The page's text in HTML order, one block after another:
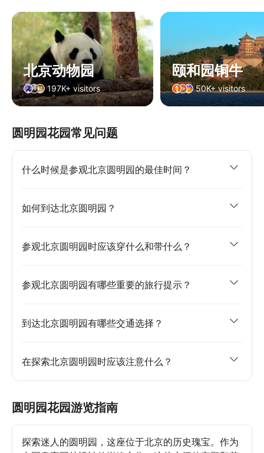
北京动物园
197K+ visitors
颐和园铜牛
50K+ visitors
圆明园花园常见问题
什么时候是参观北京圆明园的最佳时间？
如何到达北京圆明园？
参观北京圆明园时应该穿什么和带什么？
参观北京圆明园有哪些重要的旅行提示？
到达北京圆明园有哪些交通选择？
在探索北京圆明园时应该注意什么？
圆明园花园游览指南
探索迷人的圆明园，这座位于北京的历史瑰宝。作为